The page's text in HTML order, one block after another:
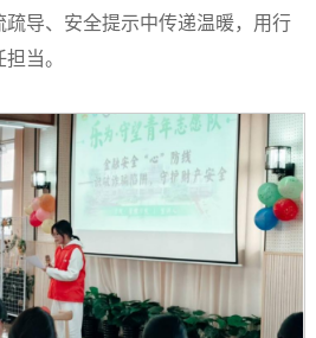
导、安全提示中传递温暖，用行
当。